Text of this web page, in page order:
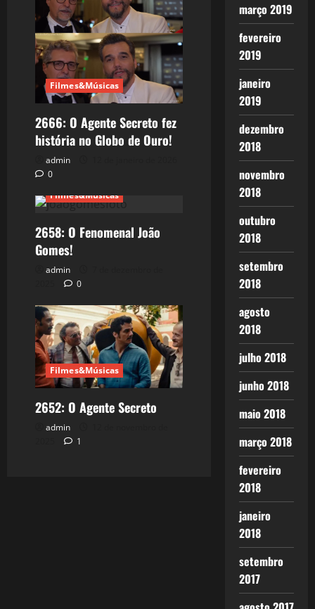
Filmes&Músicas
2666: O Agente Secreto fez
história no Globo de Ouro!
admin
0
Filmes&Músicas
2658: O Fenomenal João
Gomes!
admin
0
Filmes&Músicas
2652: O Agente Secreto
admin
1
março 2019
fevereiro
2019
janeiro
2019
dezembro
2018
novembro
2018
outubro
2018
setembro
2018
agosto
2018
julho 2018
junho 2018
maio 2018
março 2018
fevereiro
2018
janeiro
2018
setembro
2017